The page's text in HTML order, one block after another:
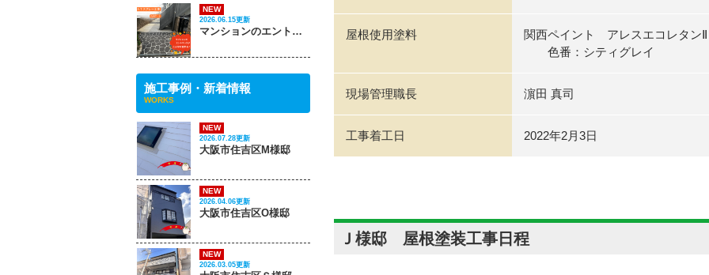
屋根使用塗料
関西ペイント アレスエコレタンⅡ
色番：シティグレイ
現場管理職長 濵田 真司
工事着工日 2022年2月3日
Ｊ様邸 屋根塗装工事日程
NEW
2026.06.15更新
マンションのエントランスがこんなに変わる‼ PART 1
施工事例・新着情報
WORKS
NEW
2026.07.28更新
大阪市住吉区M様邸
NEW
2026.04.06更新
大阪市住吉区O様邸
NEW
2026.03.05更新